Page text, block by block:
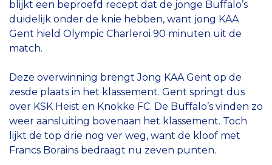
blijkt een beproefd recept dat de jonge Buffalo’s
duidelijk onder de knie hebben, want jong KAA
Gent hield Olympic Charleroi 90 minuten uit de
match.
Deze overwinning brengt Jong KAA Gent op de
zesde plaats in het klassement. Gent springt dus
over KSK Heist en Knokke FC. De Buffalo’s vinden zo
weer aansluiting bovenaan het klassement. Toch
lijkt de top drie nog ver weg, want de kloof met
Francs Borains bedraagt nu zeven punten.